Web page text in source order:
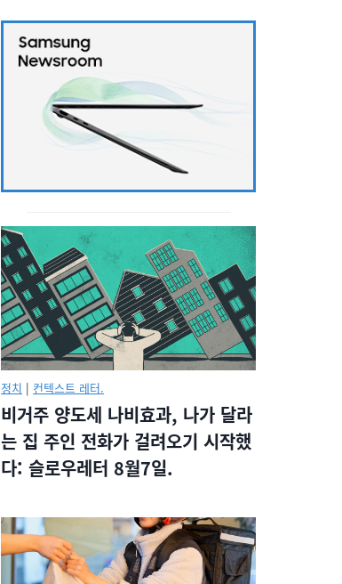
정치 | 컨텍스트 레터.
비거주 양도세 나비효과, 나가 달라
는 집 주인 전화가 걸려오기 시작했
다: 슬로우레터 8월7일.